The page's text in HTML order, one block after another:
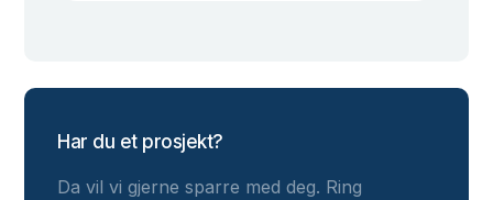
Har du et prosjekt?
Da vil vi gjerne sparre med deg. Ring